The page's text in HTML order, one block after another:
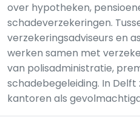
over hypotheken,
schadeverzekeringen.
verzekeringsadviseurs en
werken samen met
van polisadministratie,
schadebegeleiding. In Delft
kantoren als